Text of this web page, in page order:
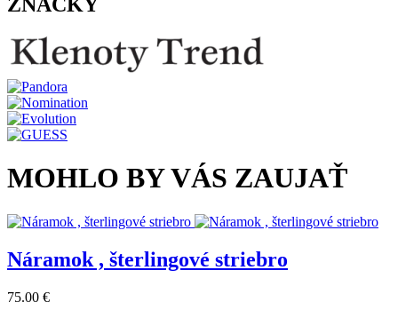
MOHLO BY VÁS ZAUJAŤ
Náramok , šterlingové striebro
75.00 €